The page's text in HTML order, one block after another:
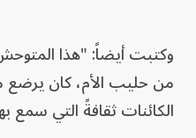
وكتبت أيضاً: "هذا
من حليب الأم، كان يرضع
الكائنات ثقافةً التي سمع